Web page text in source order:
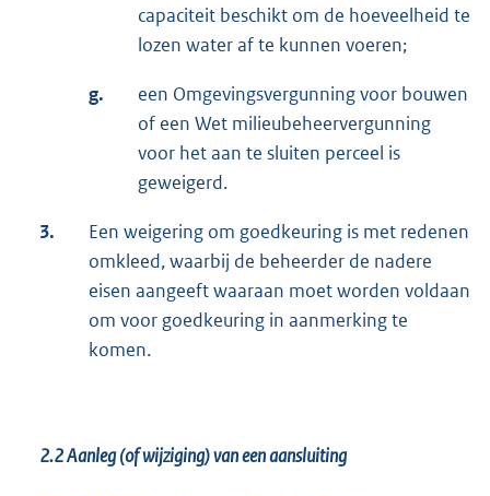
capaciteit beschikt om de hoeveelheid te
lozen water af te kunnen voeren;
g.
een Omgevingsvergunning voor bouwen
of een Wet milieubeheervergunning
voor het aan te sluiten perceel is
geweigerd.
3.
Een weigering om goedkeuring is met redenen
omkleed, waarbij de beheerder de nadere
eisen aangeeft waaraan moet worden voldaan
om voor goedkeuring in aanmerking te
komen.
2.2Aanleg (of wijziging) van een aansluiting